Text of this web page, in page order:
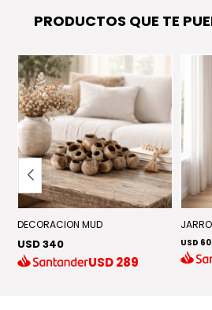
PRODUCTOS QUE TE
DECORACION MUD
USD 340
USD289
USD 60